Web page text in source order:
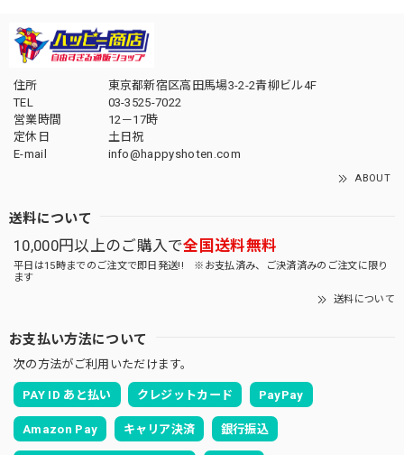
住所
東京都新宿区高田馬場3-2-2青柳ビル4F
TEL
03-3525-7022
営業時間
12－17時
定休日
土日祝
E-mail
info@happyshoten.com
ABOUT
送料について
10,000円以上のご購入で全国送料無料
平日は15時までのご注文で即日発送!! ※お支払済み、ご決済済みのご注文に限り
ます
送料について
お支払い方法について
次の方法がご利用いただけます。
PAY ID あと払い クレジットカード PayPay
Amazon Pay キャリア決済 銀行振込